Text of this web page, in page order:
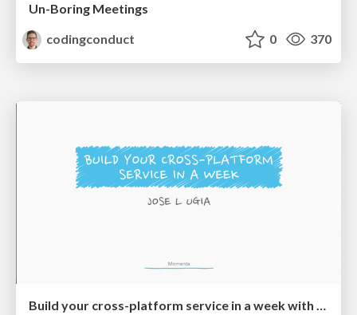
Un-Boring Meetings
codingconduct
0 370
Build your cross-platform service in a week with App Engine